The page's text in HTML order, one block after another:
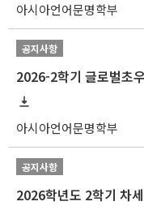
아시아언어문명학부
공지사항
아시아언어문명학부
공지사항